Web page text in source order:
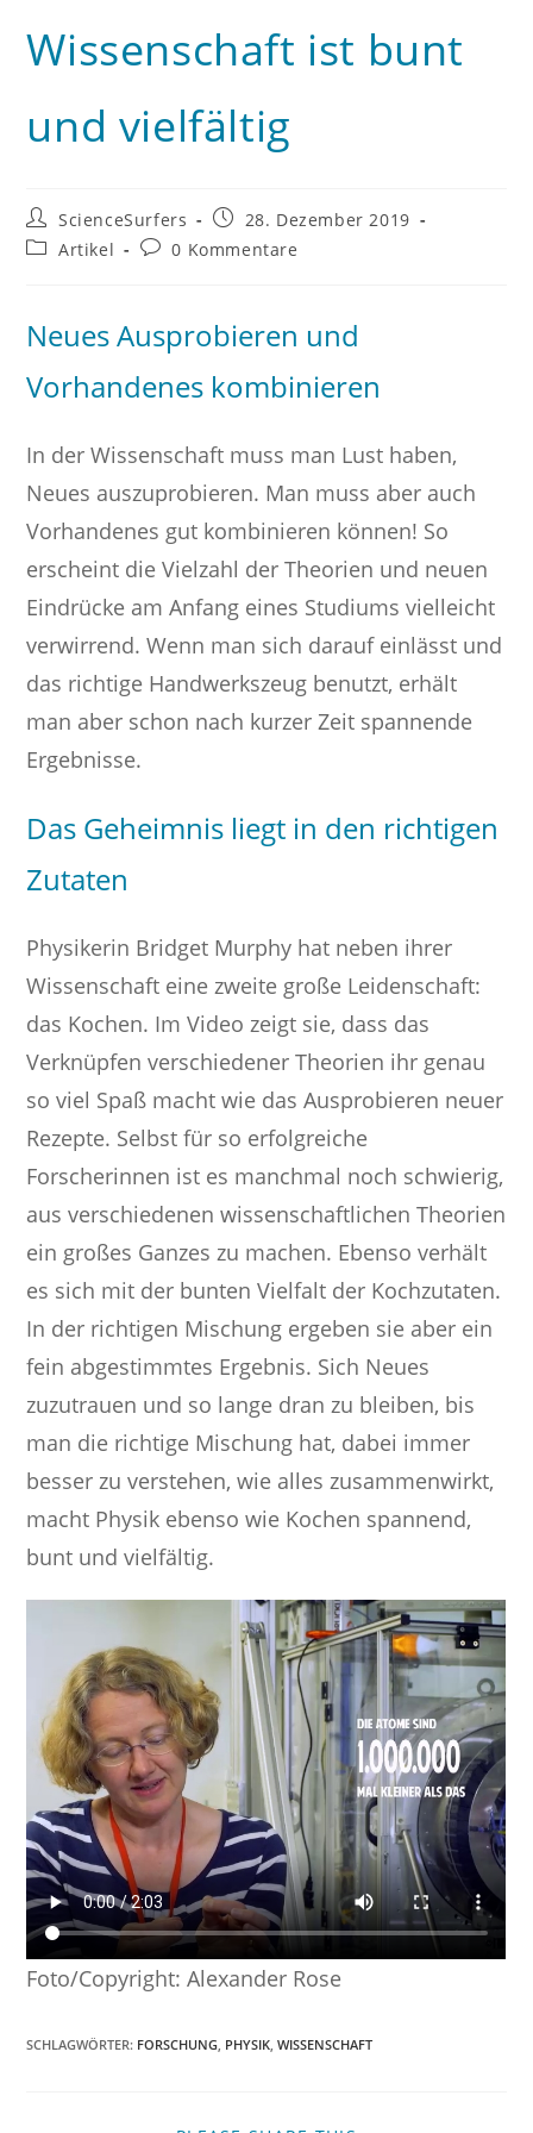
Wissenschaft ist bunt
und vielfältig
Beitrags-
Autor:
ScienceSurfers
Beitrag
veröffentlicht:
28. Dezember 2019
Beitrags-
Artikel
Beitrags-
0 Kommentare
Neues Ausprobieren und
Vorhandenes kombinieren
In der Wissenschaft muss man Lust haben,
Neues auszuprobieren. Man muss aber auch
Vorhandenes gut kombinieren können! So
erscheint die Vielzahl der Theorien und neuen
Eindrücke am Anfang eines Studiums vielleicht
verwirrend. Wenn man sich darauf einlässt und
das richtige Handwerkszeug benutzt, erhält
man aber schon nach kurzer Zeit spannende
Ergebnisse.
Das Geheimnis liegt in den richtigen
Zutaten
Physikerin Bridget Murphy hat neben ihrer
Wissenschaft eine zweite große Leidenschaft:
das Kochen. Im Video zeigt sie, dass das
Verknüpfen verschiedener Theorien ihr genau
so viel Spaß macht wie das Ausprobieren neuer
Rezepte. Selbst für so erfolgreiche
Forscherinnen ist es manchmal noch schwierig,
aus verschiedenen wissenschaftlichen Theorien
ein großes Ganzes zu machen. Ebenso verhält
es sich mit der bunten Vielfalt der Kochzutaten.
In der richtigen Mischung ergeben sie aber ein
fein abgestimmtes Ergebnis. Sich Neues
zuzutrauen und so lange dran zu bleiben, bis
man die richtige Mischung hat, dabei immer
besser zu verstehen, wie alles zusammenwirkt,
macht Physik ebenso wie Kochen spannend,
bunt und vielfältig.
Foto/Copyright: Alexander Rose
SCHLAGWÖRTER: FORSCHUNG, PHYSIK, WISSENSCHAFT